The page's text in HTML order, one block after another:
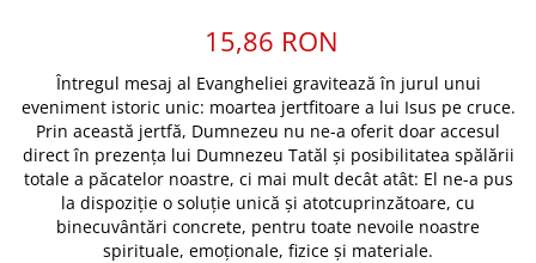
Eseuri
Familie
Barbati
Cresterea copiilor
Femei
Relatii
Jurnale
Jurnal de Rugaciune
Limba Engleza
Limba Română
Magneti
Foarte puternici
Alte suveniruri
Carti postale
Jurnal
Magneti
Suport pahar
Tablouri
15,86 RON
Întregul mesaj al Evangheliei gravitează în jurul unui
eveniment istoric unic: moartea jertfitoare a lui Isus pe cruce.
Prin această jertfă, Dumnezeu nu ne-a oferit doar accesul
direct în prezența lui Dumnezeu Tatăl și posibilitatea spălării
totale a păcatelor noastre, ci mai mult decât atât: El ne-a pus
la dispoziție o soluție unică și atotcuprinzătoare, cu
binecuvântări concrete, pentru toate nevoile noastre
spirituale, emoționale, fizice și materiale.